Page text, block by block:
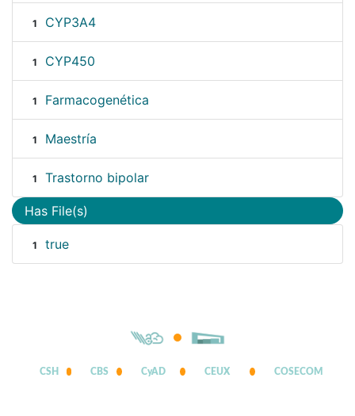
1 CYP3A4
1 CYP450
1 Farmacogenética
1 Maestría
1 Trastorno bipolar
Has File(s)
1 true
CSH CBS CyAD CEUX COSECOM